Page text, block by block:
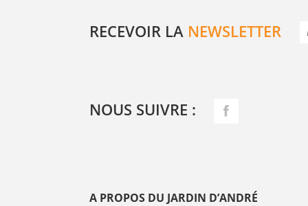
RECEVOIR LA NEWSLETTER
NOUS SUIVRE :
A PROPOS DU JARDIN D’ANDRÉ